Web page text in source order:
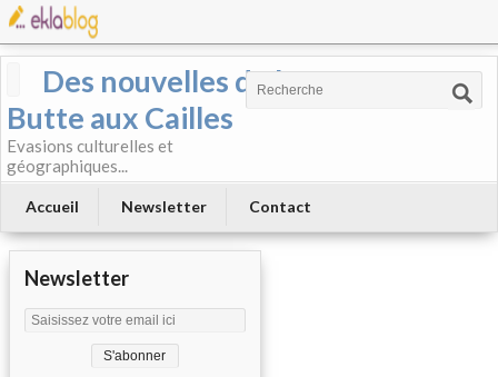
Des nouvelles de la
Butte aux Cailles
Evasions culturelles et
géographiques...
Accueil Newsletter Contact
Newsletter